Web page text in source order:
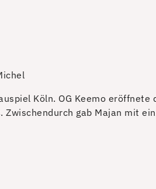
Köln. OG Keemo
gab Majan mit